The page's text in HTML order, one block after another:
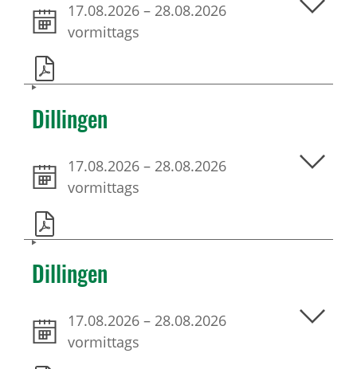
17.08.2026 – 28.08.2026
vormittags
Dillingen
17.08.2026 – 28.08.2026
vormittags
Dillingen
17.08.2026 – 28.08.2026
vormittags